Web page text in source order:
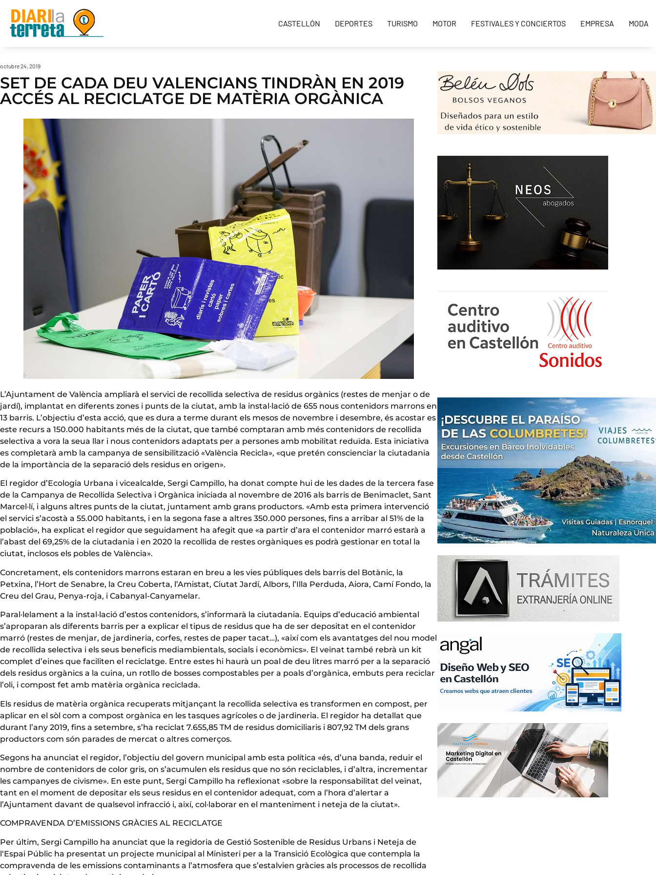
CASTELLÓN DEPORTES TURISMO MOTOR FESTIVALES Y CONCIERTOS EMPRESA MODA
octubre 24, 2019
SET DE CADA DEU VALENCIANS TINDRÀN EN 2019
ACCÉS AL RECICLATGE DE MATÈRIA ORGÀNICA
L’Ajuntament de València ampliarà el servici de recollida selectiva de residus orgànics (restes de menjar o de
jardí), implantat en diferents zones i punts de la ciutat, amb la instal·lació de 655 nous contenidors marrons en
13 barris. L’objectiu d’esta acció, que es dura a terme durant els mesos de novembre i desembre, és acostar es
este recurs a 150.000 habitants més de la ciutat, que també comptaran amb més contenidors de recollida
selectiva a vora la seua llar i nous contenidors adaptats per a persones amb mobilitat reduïda. Esta iniciativa
es completarà amb la campanya de sensibilització «València Recicla», «que pretén conscienciar la ciutadania
de la importància de la separació dels residus en origen».
El regidor d’Ecologia Urbana i vicealcalde, Sergi Campillo, ha donat compte hui de les dades de la tercera fase
de la Campanya de Recollida Selectiva i Orgànica iniciada al novembre de 2016 als barris de Benimaclet, Sant
Marcel·lí, i alguns altres punts de la ciutat, juntament amb grans productors. «Amb esta primera intervenció
el servici s’acostà a 55.000 habitants, i en la segona fase a altres 350.000 persones, fins a arribar al 51% de la
població», ha explicat el regidor que seguidament ha afegit que «a partir d’ara el contenidor marró estarà a
l’abast del 69,25% de la ciutadania i en 2020 la recollida de restes orgàniques es podrà gestionar en total la
ciutat, inclosos els pobles de València».
Concretament, els contenidors marrons estaran en breu a les vies públiques dels barris del Botànic, la
Petxina, l’Hort de Senabre, la Creu Coberta, l’Amistat, Ciutat Jardí, Albors, l’Illa Perduda, Aiora, Camí Fondo, la
Creu del Grau, Penya-roja, i Cabanyal-Canyamelar.
Paral·lelament a la instal·lació d’estos contenidors, s’informarà la ciutadania. Equips d’educació ambiental
s’aproparan als diferents barris per a explicar el tipus de residus que ha de ser depositat en el contenidor
marró (restes de menjar, de jardineria, corfes, restes de paper tacat…), «així com els avantatges del nou model
de recollida selectiva i els seus beneficis mediambientals, socials i econòmics». El veïnat també rebrà un kit
complet d’eines que faciliten el reciclatge. Entre estes hi haurà un poal de deu litres marró per a la separació
dels residus orgànics a la cuina, un rotllo de bosses compostables per a poals d’orgànica, embuts pera reciclar
l’oli, i compost fet amb matèria orgànica reciclada.
Els residus de matèria orgànica recuperats mitjançant la recollida selectiva es transformen en compost, per
aplicar en el sòl com a compost orgànica en les tasques agrícoles o de jardineria. El regidor ha detallat que
durant l’any 2019, fins a setembre, s’ha reciclat 7.655,85 TM de residus domiciliaris i 807,92 TM dels grans
productors com són parades de mercat o altres comerços.
Segons ha anunciat el regidor, l’objectiu del govern municipal amb esta política «és, d’una banda, reduir el
nombre de contenidors de color gris, on s’acumulen els residus que no són reciclables, i d’altra, incrementar
les campanyes de civisme». En este punt, Sergi Campillo ha reflexionat «sobre la responsabilitat del veïnat,
tant en el moment de depositar els seus residus en el contenidor adequat, com a l’hora d’alertar a
l’Ajuntament davant de qualsevol infracció i, així, col·laborar en el manteniment i neteja de la ciutat».
COMPRAVENDA D’EMISSIONS GRÀCIES AL RECICLATGE
Per últim, Sergi Campillo ha anunciat que la regidoria de Gestió Sostenible de Residus Urbans i Neteja de
l‘Espai Públic ha presentat un projecte municipal al Ministeri per a la Transició Ecològica que contempla la
compravenda de les emissions contaminants a l’atmosfera que s’estalvien gràcies als processos de recollida